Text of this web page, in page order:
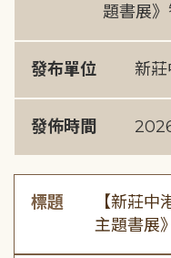
題書展
發布單位 新
發佈時間
標題
【新莊中
主題書展